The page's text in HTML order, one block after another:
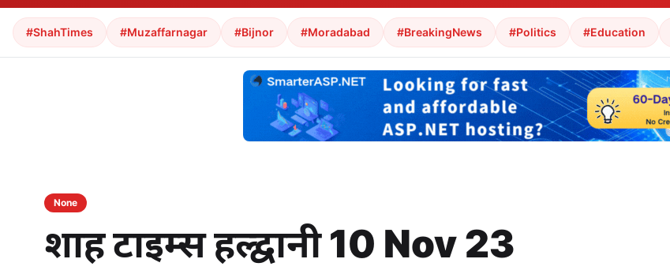
#ShahTimes #Muzaffarnagar #Bijnor #Moradabad #BreakingNews #Politics #Education
None
शाह टाइम्स हल्द्वानी 10 Nov 23